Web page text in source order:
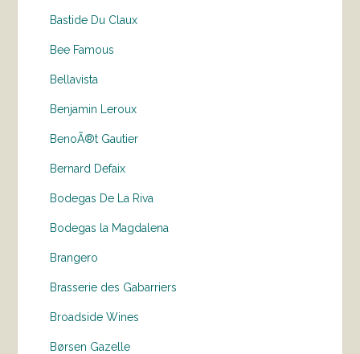
Bastide Du Claux
Bee Famous
Bellavista
Benjamin Leroux
BenoÃ®t Gautier
Bernard Defaix
Bodegas De La Riva
Bodegas la Magdalena
Brangero
Brasserie des Gabarriers
Broadside Wines
Børsen Gazelle